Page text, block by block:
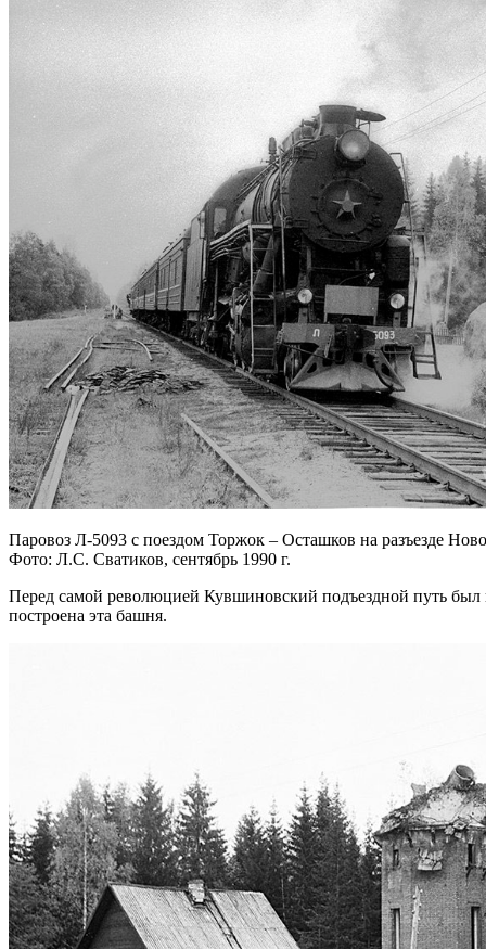
Паровоз Л-5093 с поездом Торжок – Осташков на разъезде
Фото: Л.С. Сватиков, сентябрь 1990 г.
Перед самой революцией Кувшиновский подъездной путь был
построена эта башня.